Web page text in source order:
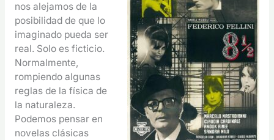
nos alejamos de la
posibilidad de que lo
imaginado pueda ser
real. Solo es ficticio.
Normalmente,
rompiendo algunas
reglas de la física de
la naturaleza.
Podemos pensar en
novelas clásicas